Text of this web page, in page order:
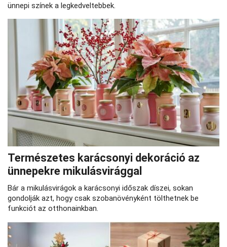
ünnepi színek a legkedveltebbek.
Természetes karácsonyi dekoráció az
ünnepekre mikulásvirággal
Bár a mikulásvirágok a karácsonyi időszak díszei, sokan
gondolják azt, hogy csak szobanövényként tölthetnek be
funkciót az otthonainkban.